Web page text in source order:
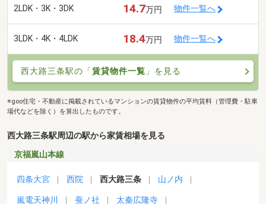
2LDK・3K・3DK 14.7万円 物件一覧へ
3LDK・4K・4LDK 18.4万円 物件一覧へ
西大路三条駅の「賃貸物件一覧 」を見る
※goo住宅・不動産に掲載されているマンションの賃貸物件の平均賃料（管理費・駐車
場代などを除く）を算出したものです。
西大路三条駅周辺の駅から家賃相場を見る
京福嵐山本線
四条大宮 西院 西大路三条 山ノ内
嵐電天神川 蚕ノ社 太秦広隆寺